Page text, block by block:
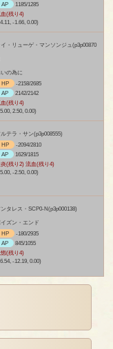
AP
1185/1285
血(残り4)
-1.66, 0.00)
イ・リューゲ・マンソンジュ(p3p00870
の為に
HP
-2158/2685
AP
2142/2142
血(残り4)
2.50, 0.00)
ルテラ・サン(p3p008555)
HP
-2094/2810
AP
1629/1815
炎(残り2) 流血(残り4)
-2.50, 0.00)
ンタレス・SCP0-N(p3p000138)
イズン・エンド
HP
-180/2935
AP
845/1055
惚(残り4)
-12.19, 0.00)